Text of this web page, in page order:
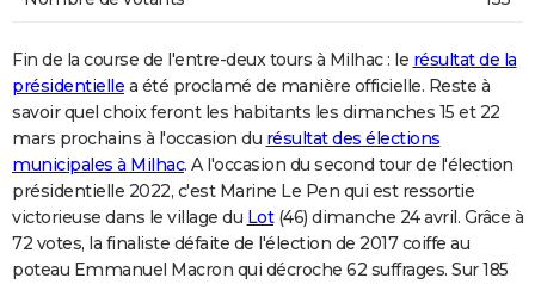
Fin de la course de l'entre-deux tours à Milhac : le résultat de la
présidentielle a été proclamé de manière officielle. Reste à
savoir quel choix feront les habitants les dimanches 15 et 22
mars prochains à l'occasion du résultat des élections
municipales à Milhac. A l'occasion du second tour de l'élection
présidentielle 2022, c'est Marine Le Pen qui est ressortie
victorieuse dans le village du Lot(46) dimanche 24 avril. Grâce à
72 votes, la finaliste défaite de l'élection de 2017 coiffe au
poteau Emmanuel Macron qui décroche 62 suffrages. Sur 185